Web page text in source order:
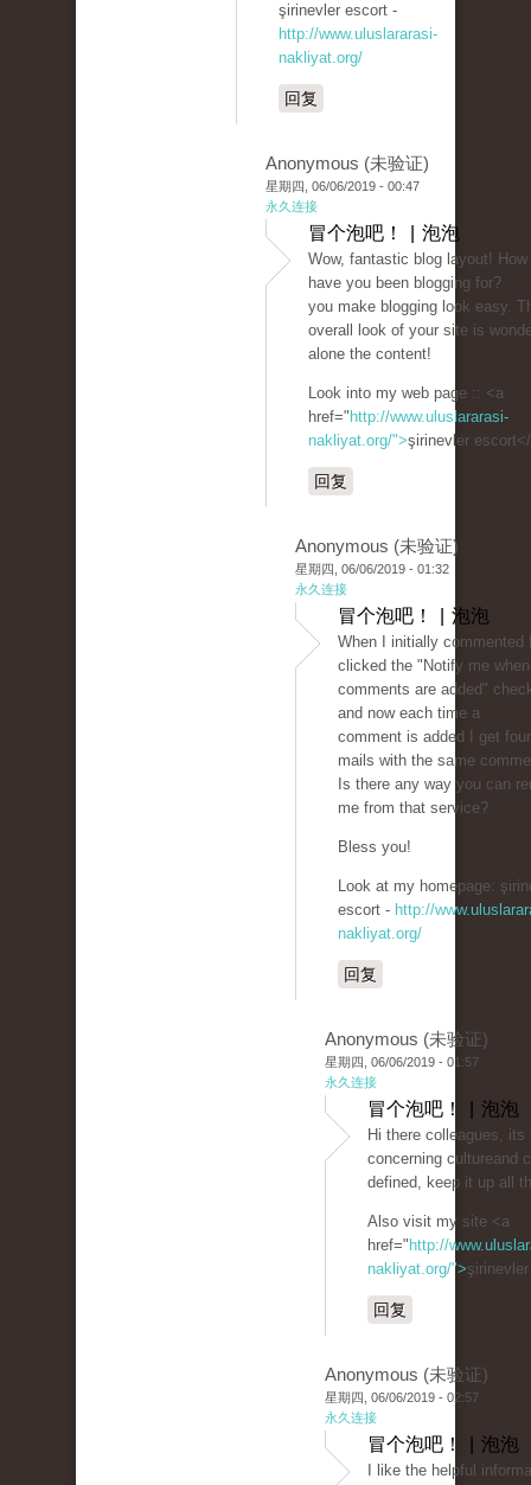
şirinevler escort -
http://www.uluslararasi-
nakliyat.org/
回复
Anonymous (未验证)
星期四, 06/06/2019 - 00:47
永久连接
冒个泡吧！ | 泡泡
Wow, fantastic blog layout! How
have you been blogging for?
you make blogging look easy.
overall look of your site is
alone the content!
Look into my web page :: <a
href=" http://www.uluslararasi-
nakliyat.org/">şirinevler
回复
Anonymous (未验证)
星期四, 06/06/2019 - 01:32
永久连接
冒个泡吧！ | 泡泡
When I initially commented
clicked the "Notify me
comments are added"
and now each time a
comment is added I get
mails with the same
Is there any way you can
me from that service?
Bless you!
Look at my homepage:
escort - http://
nakliyat.org/
回复
Anonymous (未验证)
星期四, 06/06/2019 - 01:57
永久连接
冒个泡吧！ | 泡泡
Hi there colleagues,
concerning cultureand
defined, keep it up all
Also visit my site <a
href=" http://
nakliyat.org/">
回复
Anonymous (未验证)
星期四, 06/06/2019 - 02:57
永久连接
冒个泡吧！ | 泡泡
I like the helpful